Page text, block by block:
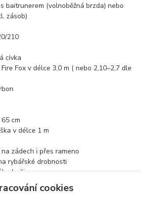
baitrunerem (volnoběžná brzda) nebo
zásob)
210
cívka
Fox v délce 3,0 m ( nebo 2,10–2,7 dle
cm
v délce 1 m
zádech i přes rameno
rybářské drobnosti
boilies
cookies